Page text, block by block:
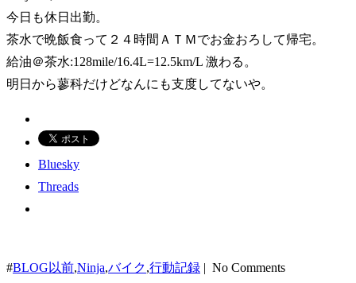
今日も休日出勤。
茶水で晩飯食って２４時間ＡＴＭでお金おろして帰宅。
給油＠茶水:128mile/16.4L=12.5km/L 激わる。
明日から蓼科だけどなんにも支度してないや。
Bluesky
Threads
#BLOG以前,Ninja,バイク,行動記録 | No Comments